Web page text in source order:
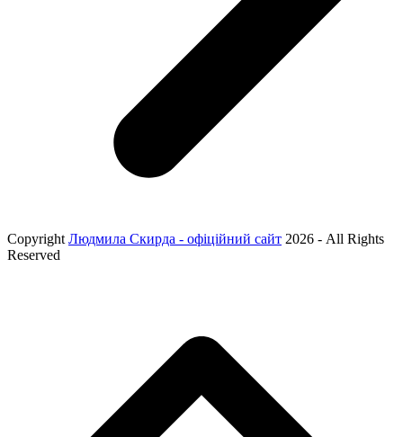
Copyright Людмила Скирда - офіційний сайт 2026 - All Rights
Reserved